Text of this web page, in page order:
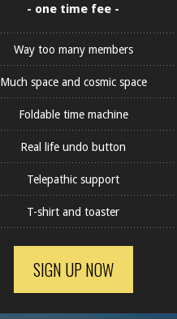
- one time fee -
Way too many members
Much space and cosmic space
Foldable time machine
Real life undo button
Telepathic support
T-shirt and toaster
SIGN UP NOW